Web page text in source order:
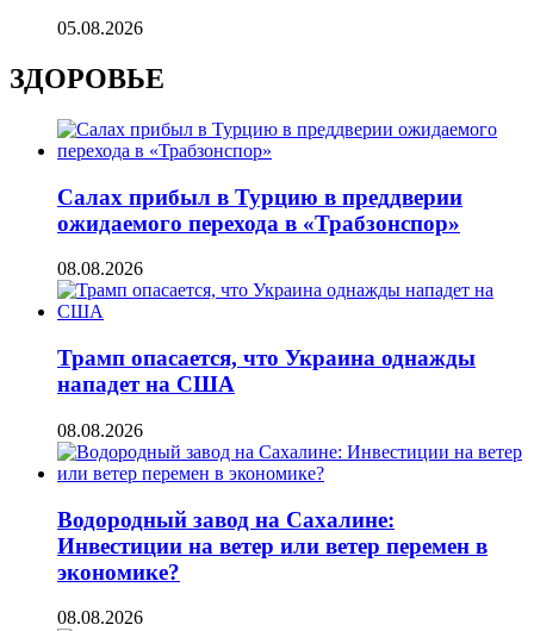
05.08.2026
ЗДОРОВЬЕ
Салах прибыл в Турцию в преддверии
ожидаемого перехода в «Трабзонспор»
08.08.2026
Трамп опасается, что Украина однажды
нападет на США
08.08.2026
Водородный завод на Сахалине:
Инвестиции на ветер или ветер перемен в
экономике?
08.08.2026